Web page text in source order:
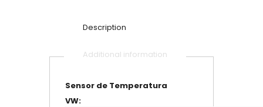
Description
Additional information
Sensor de Temperatura
VW: